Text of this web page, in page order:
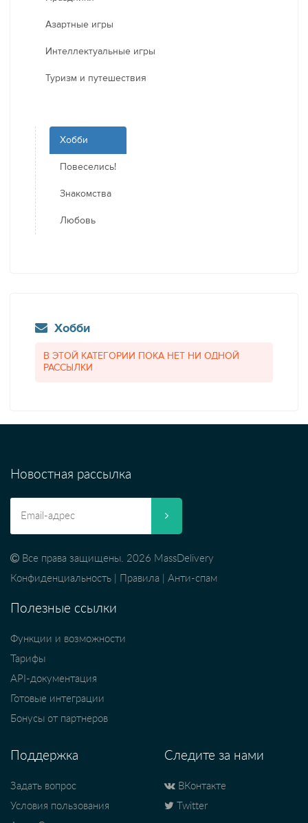
Азартные игры
Интеллектуальные игры
Туризм и путешествия
Хобби
Повеселись!
Знакомства
Любовь
Хобби
В ЭТОЙ КАТЕГОРИИ ПОКА НЕТ НИ ОДНОЙ
РАССЫЛКИ
Новостная рассылка
Все права защищены. 2026 MassDelivery
Конфиденциальность
Правила Анти-спам
Полезные ссылки
Функции и возможности
Тарифы
API-документация
Готовые интеграции
Бонусы от партнеров
Поддержка
Задать вопрос
Условия пользования
Следите за нами
ВКонтакте
Twitter